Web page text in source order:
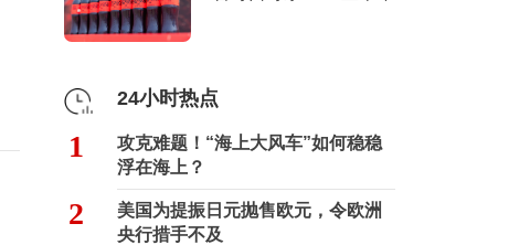
24小时热点
1
攻克难题！“海上大风车”如何稳稳
浮在海上？
2
美国为提振日元抛售欧元，令欧洲
央行措手不及